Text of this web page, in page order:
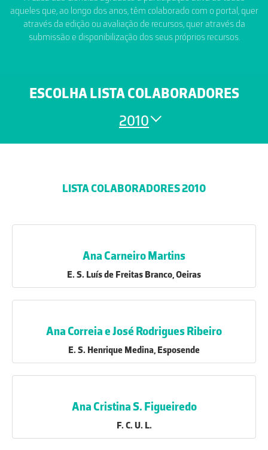
aqueles que, ao longo dos anos, têm colaborado com o portal, quer
através da edição ou avaliação de recursos, quer através da
submissão e disponibilização dos seus próprios recursos.
ESCOLHA LISTA COLABORADORES
2010
LISTA COLABORADORES 2010
Ana Carneiro Martins
E. S. Luís de Freitas Branco, Oeiras
Ana Correia e José Rodrigues Ribeiro
E. S. Henrique Medina, Esposende
Ana Cristina S. Figueiredo
F. C. U. L.